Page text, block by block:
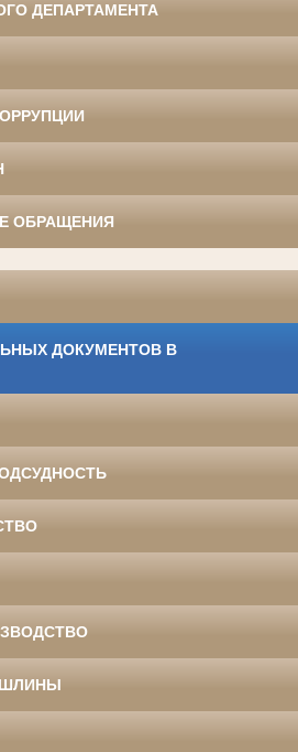
ДЕПАРТАМЕНТА
ОБРАЩЕНИЯ
ДОКУМЕНТОВ В